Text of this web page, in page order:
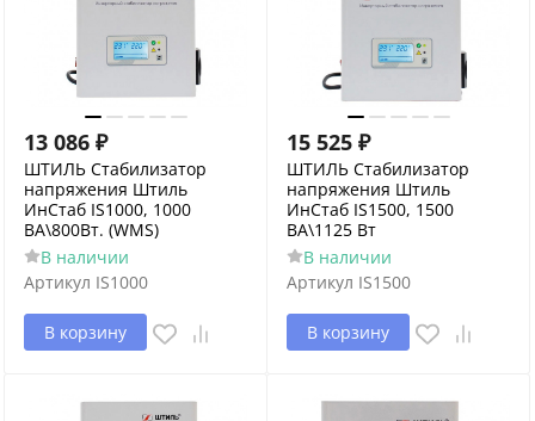
13 086 ₽
ШТИЛЬ Стабилизатор
напряжения Штиль
ИнСтаб IS1000, 1000
ВА\800Вт. (WMS)
В наличии
Артикул IS1000
В корзину
15 525 ₽
ШТИЛЬ Стабилизатор
напряжения Штиль
ИнСтаб IS1500, 1500
ВА\1125 Вт
В наличии
Артикул IS1500
В корзину